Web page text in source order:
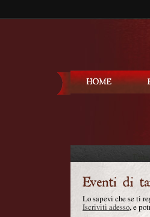
Lo sapevi che se ti
Iscriviti adesso, e